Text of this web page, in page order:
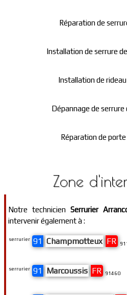
Réparation de
Installation de serrure
Installation de
Dépannage de serrure
Réparation de
Zone
Notre technicienSerrurier
intervenir également à :
serrurier 91 Marcoussis FR 91460
serrurier 91 Champmotteux FR